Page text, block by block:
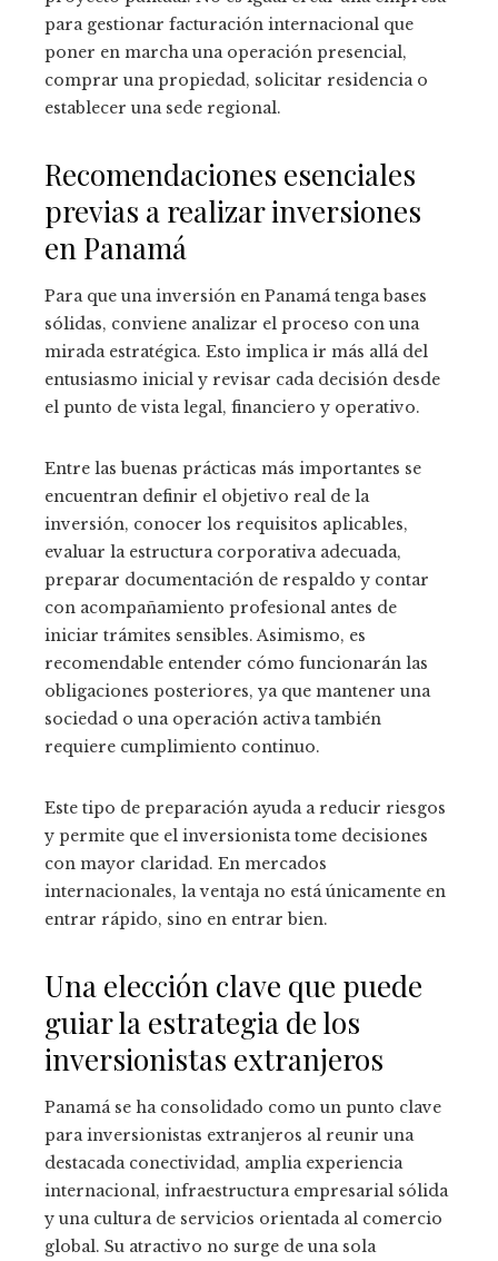
para gestionar facturación internacional que
poner en marcha una operación presencial,
comprar una propiedad, solicitar residencia o
establecer una sede regional.
Recomendaciones esenciales
previas a realizar inversiones
en Panamá
Para que una inversión en Panamá tenga bases
sólidas, conviene analizar el proceso con una
mirada estratégica. Esto implica ir más allá del
entusiasmo inicial y revisar cada decisión desde
el punto de vista legal, financiero y operativo.
Entre las buenas prácticas más importantes se
encuentran definir el objetivo real de la
inversión, conocer los requisitos aplicables,
evaluar la estructura corporativa adecuada,
preparar documentación de respaldo y contar
con acompañamiento profesional antes de
iniciar trámites sensibles. Asimismo, es
recomendable entender cómo funcionarán las
obligaciones posteriores, ya que mantener una
sociedad o una operación activa también
requiere cumplimiento continuo.
Este tipo de preparación ayuda a reducir riesgos
y permite que el inversionista tome decisiones
con mayor claridad. En mercados
internacionales, la ventaja no está únicamente en
entrar rápido, sino en entrar bien.
Una elección clave que puede
guiar la estrategia de los
inversionistas extranjeros
Panamá se ha consolidado como un punto clave
para inversionistas extranjeros al reunir una
destacada conectividad, amplia experiencia
internacional, infraestructura empresarial sólida
y una cultura de servicios orientada al comercio
global. Su atractivo no surge de una sola